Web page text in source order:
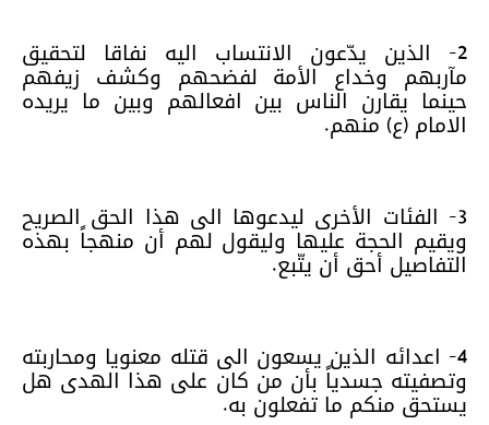
2- الذين يدّعون الانتساب اليه نفاقا لتحقيق
مآربهم وخداع الأمة لفضحهم وكشف زيفهم
حينما يقارن الناس بين افعالهم وبين ما يريده
الامام (ع) منهم.
3- الفئات الأخرى ليدعوها الى هذا الحق الصريح
ويقيم الحجة عليها وليقول لهم أن منهجاً بهذه
التفاصيل أحق أن يتّبع.
4- اعدائه الذين يسعون الى قتله معنويا ومحاربته
وتصفيته جسدياً بأن من كان على هذا الهدى هل
يستحق منكم ما تفعلون به.